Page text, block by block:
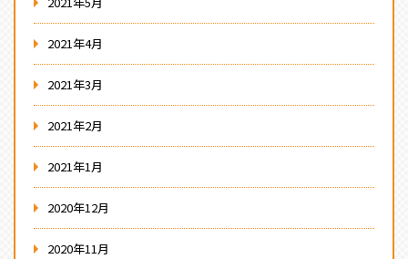
2021年4月
2021年3月
2021年2月
2021年1月
2020年12月
2020年11月